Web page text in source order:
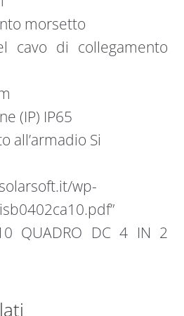
morsetto
cavo di collegamento
(IP) IP65
all’armadio Si
wp-
QUADRO DC 4 IN 2